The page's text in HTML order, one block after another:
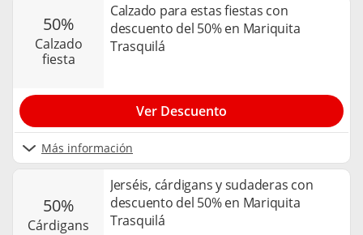
50%
calzado
fiesta
Calzado para estas fiestas con
descuento del 50% en Mariquita
Trasquilá
Más información
Ver Descuento
50%
cárdigans
Jerséis, cárdigans y sudaderas con
descuento del 50% en Mariquita
Trasquilá